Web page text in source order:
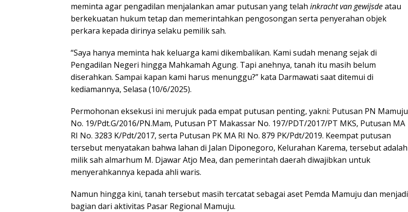
meminta agar pengadilan menjalankan amar putusan yang telah inkracht van gewijsdeatau
berkekuatan hukum tetap dan memerintahkan pengosongan serta penyerahan objek
perkara kepada dirinya selaku pemilik sah.
“Saya hanya meminta hak keluarga kami dikembalikan. Kami sudah menang sejak di
Pengadilan Negeri hingga Mahkamah Agung. Tapi anehnya, tanah itu masih belum
diserahkan. Sampai kapan kami harus menunggu?” kata Darmawati saat ditemui di
kediamannya, Selasa (10/6/2025).
Permohonan eksekusi ini merujuk pada empat putusan penting, yakni: Putusan PN Mamuju
No. 19/Pdt.G/2016/PN.Mam, Putusan PT Makassar No. 197/PDT/2017/PT MKS, Putusan MA
RI No. 3283 K/Pdt/2017, serta Putusan PK MA RI No. 879 PK/Pdt/2019. Keempat putusan
tersebut menyatakan bahwa lahan di Jalan Diponegoro, Kelurahan Karema, tersebut adalah
milik sah almarhum M. Djawar Atjo Mea, dan pemerintah daerah diwajibkan untuk
menyerahkannya kepada ahli waris.
Namun hingga kini, tanah tersebut masih tercatat sebagai aset Pemda Mamuju dan menjadi
bagian dari aktivitas Pasar Regional Mamuju.